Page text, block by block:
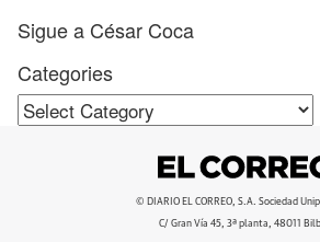
Sigue a César Coca
Categories
Categories
© DIARIO EL CORREO, S.A. Sociedad
C/ Gran Vía 45, 3ª planta, 48011